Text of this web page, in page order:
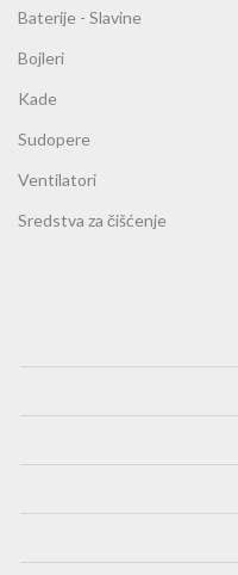
Baterije - Slavine
Bojleri
Kade
Sudopere
Ventilatori
Sredstva za čišćenje